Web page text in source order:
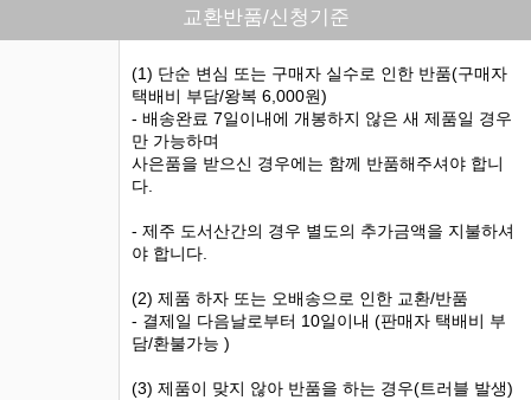
교환반품/신청기준
(1) 단순 변심 또는 구매자 실수로 인한 반품(구매자
택배비 부담/왕복 6,000원)
- 배송완료 7일이내에 개봉하지 않은 새 제품일 경우
만 가능하며
사은품을 받으신 경우에는 함께 반품해주셔야 합니
다.
- 제주 도서산간의 경우 별도의 추가금액을 지불하셔
야 합니다.
(2) 제품 하자 또는 오배송으로 인한 교환/반품
- 결제일 다음날로부터 10일이내 (판매자 택배비 부
담/환불가능 )
(3) 제품이 맞지 않아 반품을 하는 경우(트러블 발생)